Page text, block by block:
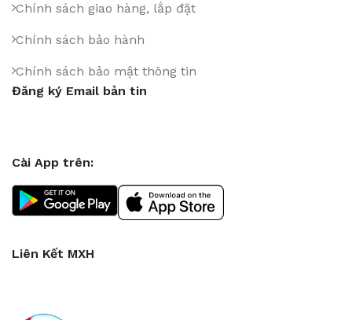
Chính sách giao hàng, lắp đặt
Chính sách bảo hành
Chính sách bảo mật thông tin
Đăng ký Email bản tin
Cài App trên:
Liên Kết MXH